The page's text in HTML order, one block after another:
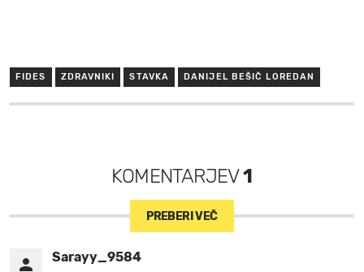
FIDES ZDRAVNIKI STAVKA DANIJEL BEŠIČ LOREDAN
KOMENTARJEV1
PREBERI VEČ
Sarayy_9584